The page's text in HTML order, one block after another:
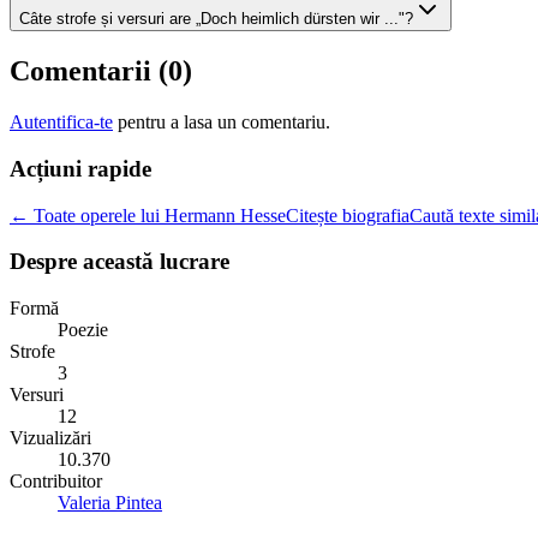
Câte strofe și versuri are „Doch heimlich dürsten wir ..."?
Comentarii (0)
Autentifica-te pentru a lasa un comentariu.
Acțiuni rapide
← Toate operele lui Hermann HesseCitește biografiaCaută texte
Despre această lucrare
Formă
Poezie
Strofe
3
Versuri
12
Vizualizări
10.370
Contribuitor
Valeria Pintea